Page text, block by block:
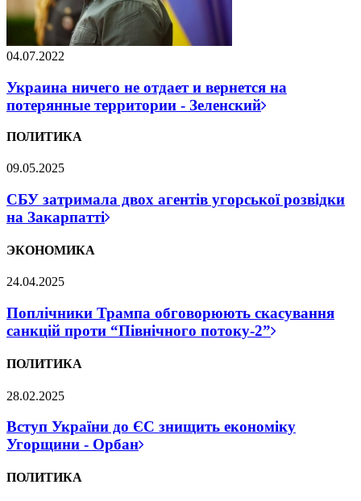
04.07.2022
Украина ничего не отдает и вернется на
потерянные территории - Зеленский
ПОЛИТИКА
09.05.2025
СБУ затримала двох агентів угорської розвідки
на Закарпатті
ЭКОНОМИКА
24.04.2025
Поплічники Трампа обговорюють скасування
санкцій проти “Північного потоку-2”
ПОЛИТИКА
28.02.2025
Вступ України до ЄС знищить економіку
Угорщини - Орбан
ПОЛИТИКА